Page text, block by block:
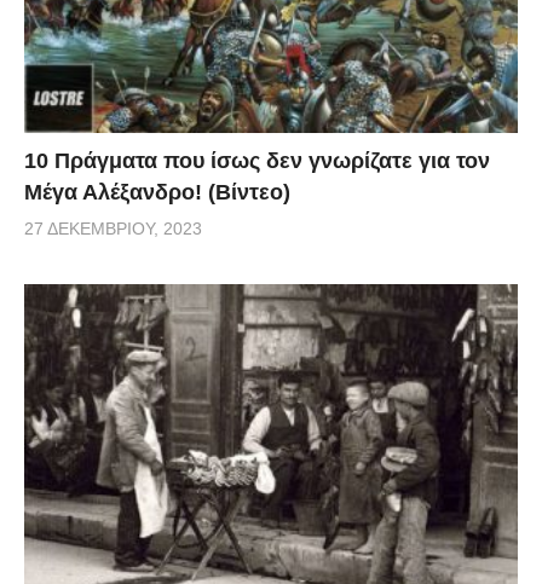
10 Πράγματα που ίσως δεν γνωρίζατε για τον
Μέγα Αλέξανδρο! (Βίντεο)
27 ΔΕΚΕΜΒΡΊΟΥ, 2023